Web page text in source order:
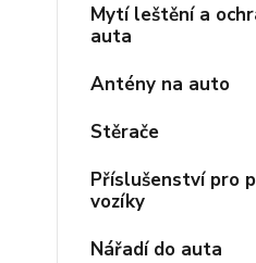
Mytí leštění a
auta
Antény na auto
Stěrače
Příslušenství pro
vozíky
Nářadí do auta